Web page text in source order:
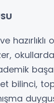
hazırlıklı
bilinci,